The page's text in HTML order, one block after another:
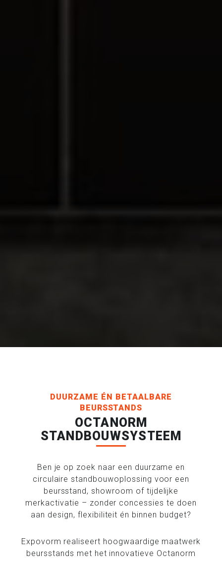
DUURZAME ÉN BETAALBARE
BEURSSTANDS
OCTANORM
STANDBOUWSYSTEEM
Ben je op zoek naar een duurzame en
circulaire standbouwoplossing voor een
beursstand, showroom of tijdelijke
merkactivatie – zonder concessies te doen
aan design, flexibiliteit én binnen budget?
Expovorm realiseert hoogwaardige maatwerk
beursstands met het innovatieve Octanorm